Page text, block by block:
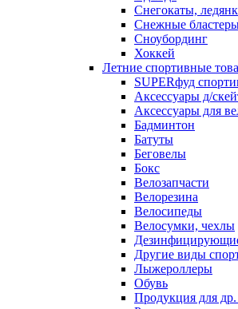
Снегокаты,
Снежные
Сноубординг
Хоккей
Летние спортивные
SUPERфуд
Аксессуары д/
Аксессуары для
Бадминтон
Батуты
Беговелы
Бокс
Велозапчасти
Велорезина
Велосипеды
Велосумки, чехлы
Другие виды
Лыжероллеры
Обувь
Продукция для др.